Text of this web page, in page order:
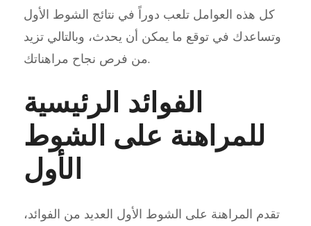
كل هذه العوامل تلعب دوراً في نتائج الشوط الأول
وتساعدك في توقع ما يمكن أن يحدث، وبالتالي تزيد
من فرص نجاح مراهناتك.
الفوائد الرئيسية
للمراهنة على الشوط
الأول
تقدم المراهنة على الشوط الأول العديد من الفوائد،